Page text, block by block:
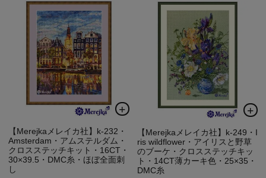
【Merejkaメレイカ社】k-232・
Amsterdam・アムステルダム・
クロスステッチキット・16CT・
30×39.5・DMC糸・ほぼ全面刺
し
【Merejkaメレイカ社】k-249・I
ris wildflower・アイリスと野草
のブーケ・クロスステッチキッ
ト・14CT薄カーキ色・25×35・
DMC糸